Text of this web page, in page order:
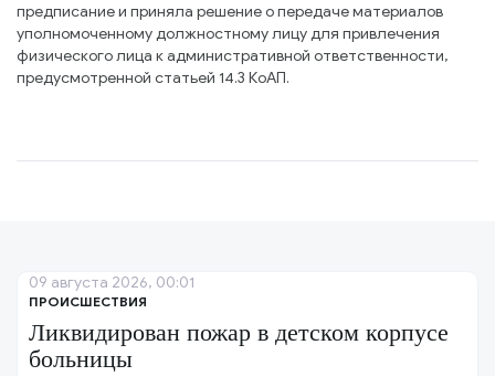
предписание и приняла решение о передаче материалов
уполномоченному должностному лицу для привлечения
физического лица к административной ответственности,
предусмотренной статьей 14.3 КоАП.
ПРОИСШЕСТВИЯ
Ликвидирован пожар в детском корпусе
больницы
09 августа 2026, 00:01